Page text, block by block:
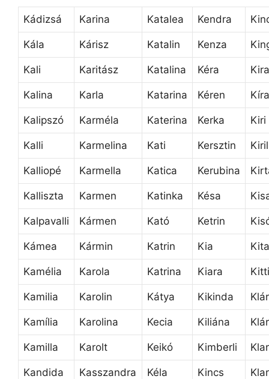
Kádizsá Karina Katalea Kendra
Kála Kárisz Katalin Kenza
Kali Karitász Katalina Kéra Kira
Kalina Karla Katarina Kéren Kíra
Kalipszó Karméla Katerina Kerka Kiri
Kalli Karmelina Kati Kersztin
Kalliopé Karmella Katica Kerubina
Kalliszta Karmen Katinka Késa
Kalpavalli Kármen Kató Ketrin
Kámea Kármin Katrin Kia
Kamélia Karola Katrina Kiara Kitti
Kamilia Karolin Kátya Kikinda
Kamília Karolina Kecia Kiliána
Kamilla Karolt Keikó Kimberli
Kandida Kasszandra Kéla Kincs